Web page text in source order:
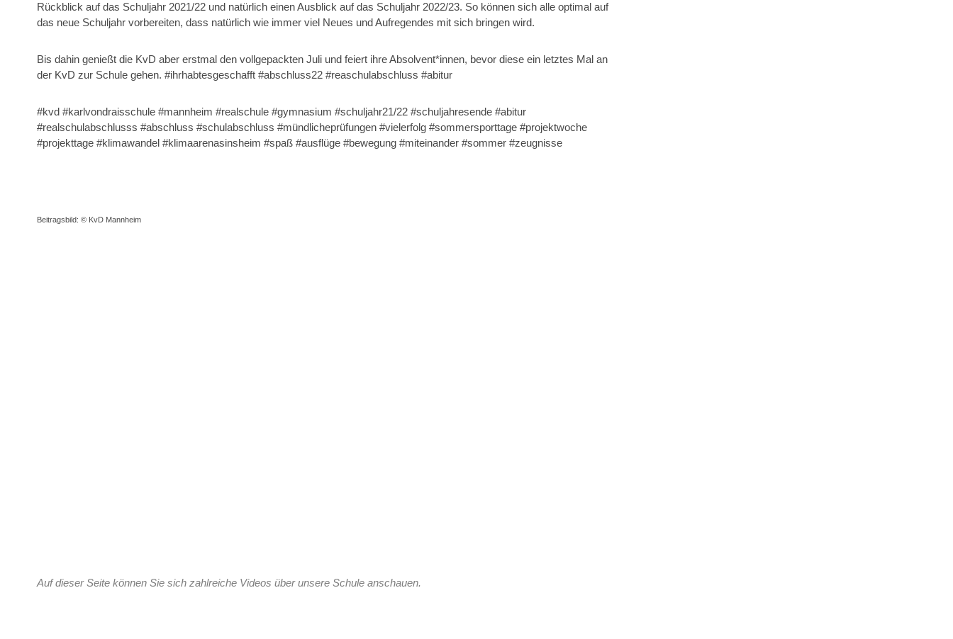
Rückblick auf das Schuljahr 2021/22 und natürlich einen Ausblick auf das Schuljahr 2022/23. So können sich alle optimal auf
das neue Schuljahr vorbereiten, dass natürlich wie immer viel Neues und Aufregendes mit sich bringen wird.
Bis dahin genießt die KvD aber erstmal den vollgepackten Juli und feiert ihre Absolvent*innen, bevor diese ein letztes Mal an
der KvD zur Schule gehen. #ihrhabtesgeschafft #abschluss22 #reaschulabschluss #abitur
#kvd #karlvondraisschule #mannheim #realschule #gymnasium #schuljahr21/22 #schuljahresende #abitur
#realschulabschlusss #abschluss #schulabschluss #mündlicheprüfungen #vielerfolg #sommersporttage #projektwoche
#projekttage #klimawandel #klimaarenasinsheim #spaß #ausflüge #bewegung #miteinander #sommer #zeugnisse
Beitragsbild: © KvD Mannheim
Auf dieser Seite können Sie sich zahlreiche Videos über unsere Schule anschauen.